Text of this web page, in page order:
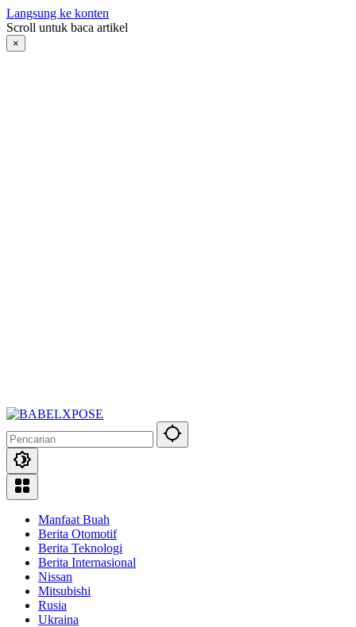
Langsung ke konten
Scroll untuk baca artikel
×
Manfaat Buah
Berita Otomotif
Berita Teknologi
Berita Internasional
Nissan
Mitsubishi
Rusia
Ukraina